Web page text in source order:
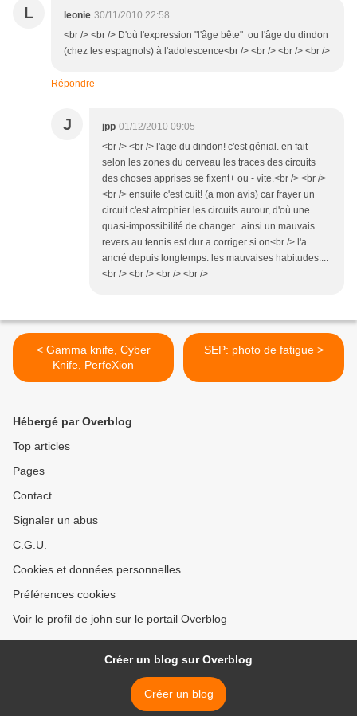
L leonie 30/11/2010 22:58
<br /> <br /> D'où l'expression "l'âge bête" ou l'âge du dindon
(chez les espagnols) à l'adolescence<br /> <br /> <br /> <br />
Répondre
J jpp 01/12/2010 09:05
<br /> <br /> l'age du dindon! c'est génial. en fait
selon les zones du cerveau les traces des circuits
des choses apprises se fixent+ ou - vite.<br /> <br />
<br /> ensuite c'est cuit! (a mon avis) car frayer un
circuit c'est atrophier les circuits autour, d'où une
quasi-impossibilité de changer...ainsi un mauvais
revers au tennis est dur a corriger si on<br /> l'a
ancré depuis longtemps. les mauvaises habitudes....
<br /> <br /> <br /> <br />
< Gamma knife, Cyber
Knife, PerfeXion
SEP: photo de fatigue >
Hébergé par Overblog
Top articles
Pages
Contact
Signaler un abus
C.G.U.
Cookies et données personnelles
Préférences cookies
Voir le profil de john sur le portail Overblog
Créer un blog sur Overblog
Créer un blog